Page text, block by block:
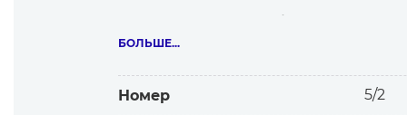
Тонкая армированная нитка из
Толщина 36-43 текс, 2 сложения.
БОЛЬШЕ...
Номер 5/2